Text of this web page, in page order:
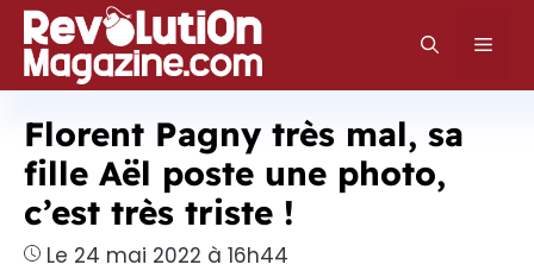
Aller
au
contenu
Florent Pagny très mal, sa
fille Aël poste une photo,
c’est très triste !
Le 24 mai 2022 à 16h44